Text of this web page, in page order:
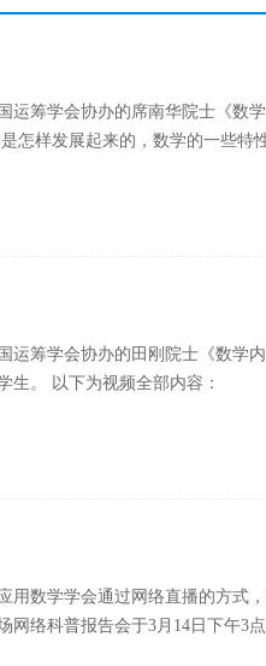
筹学会协办的席南华院士《数
怎样发展起来的，数学的一些特
筹学会协办的田刚院士《数学
生。 以下为视频全部内容：
用数学学会通过网络直播的方式
络科普报告会于3月14日下午3